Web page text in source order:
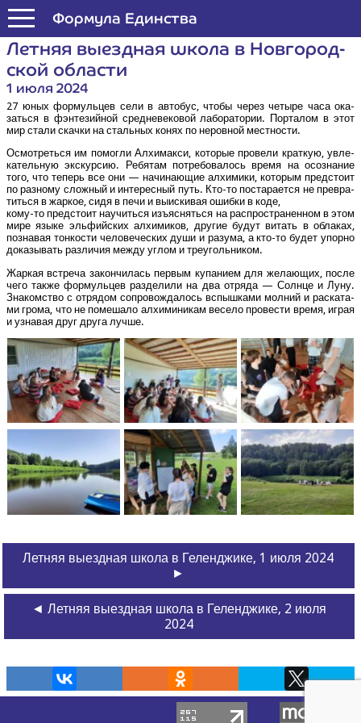
Формула Единства
Лет­няя выезд­ная шко­ла в Нов­го­род­
ской области
1 июля 2024
27 юных фор­муль­цев сели в авто­бус, что­бы через четы­ре часа ока­
зать­ся в фэн­те­зий­ной сред­не­ве­ко­вой лабо­ра­то­рии. Пор­та­лом в этот
мир ста­ли скач­ки на сталь­ных конях по неров­ной местности.
Осмот­реть­ся им помог­ли Алхи­мак­си, кото­рые про­ве­ли крат­кую, увле­
ка­тель­ную экс­кур­сию. Ребя­там потре­бо­ва­лось вре­мя на осо­зна­ние
того, что теперь все они — начи­на­ю­щие алхи­ми­ки, кото­рым пред­сто­ит
по раз­но­му слож­ный и инте­рес­ный путь. Кто-то поста­ра­ет­ся не пре­вра­
тить­ся в жар­кое, сидя в печи и выис­ки­вая ошиб­ки в коде,
кому-то пред­сто­ит научить­ся изъ­яс­нять­ся на рас­про­стра­нен­ном в этом
мире язы­ке эль­фий­ских алхи­ми­ков, дру­гие будут витать в обла­ках,
позна­вая тон­ко­сти чело­ве­че­ских души и разу­ма, а кто-то будет упор­но
дока­зы­вать раз­ли­чия меж­ду углом и треугольником.
Жар­кая встре­ча закон­чи­лась пер­вым купа­ни­ем для жела­ю­щих, после
чего так­же фор­муль­цев раз­де­ли­ли на два отря­да — Солн­це и Луну.
Зна­ком­ство с отря­дом сопро­вож­да­лось вспыш­ка­ми мол­ний и рас­ка­та­
ми гро­ма, что не поме­ша­ло алхи­ми­ни­кам весе­ло про­ве­сти вре­мя, играя
и узна­вая друг дру­га лучше.
Летняя выездная школа в Геленджике, 1 июля 2024
►
◄ Летняя выездная школа в Геленджике, 2 июля
2024